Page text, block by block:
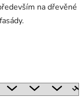
na dřevěné